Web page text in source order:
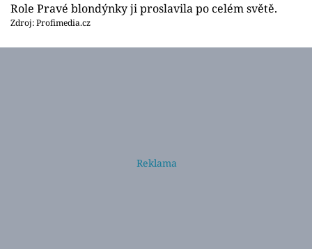
Role Pravé blondýnky ji proslavila po celém světě.
Zdroj: Profimedia.cz